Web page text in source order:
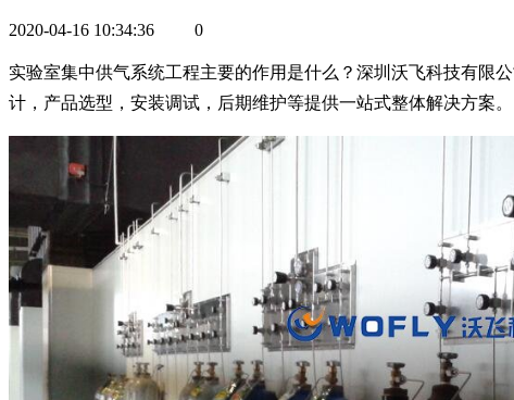
2020-04-16 10:34:36 0
实验室集中供气系统工程主要的作用是什么？深圳沃飞科技有限
计，产品选型，安装调试，后期维护等提供一站式整体解决方案。